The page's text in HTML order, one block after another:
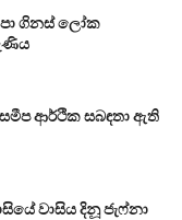
ගිනස් ලෝක
ආර්ථික සබඳතා ඇති
වාසිය දිනූ ජැෆ්නා